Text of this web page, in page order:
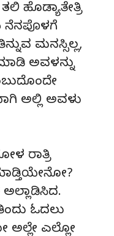
ಹೊಡ್ಯಾತೇತ್ರಿ
ನೆನಪೊಳಗೆ
ಮನಸ್ಸಿಲ್ಲ,
ಅವಳನ್ನು
ಅಲ್ಲಿ ಅವಳು
ರಾತ್ರಿ
ಓದಲು
ಅಲ್ಲೇ ಎಲ್ಲೋ